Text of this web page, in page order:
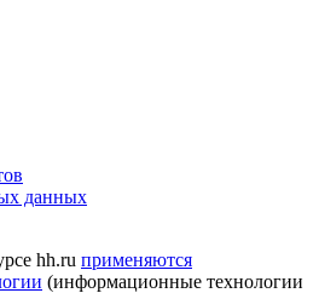
данных
hh.ru применяются
(информационные технологии